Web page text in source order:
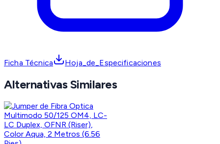
Ficha Técnica Hoja_de_Especificaciones
Alternativas Similares